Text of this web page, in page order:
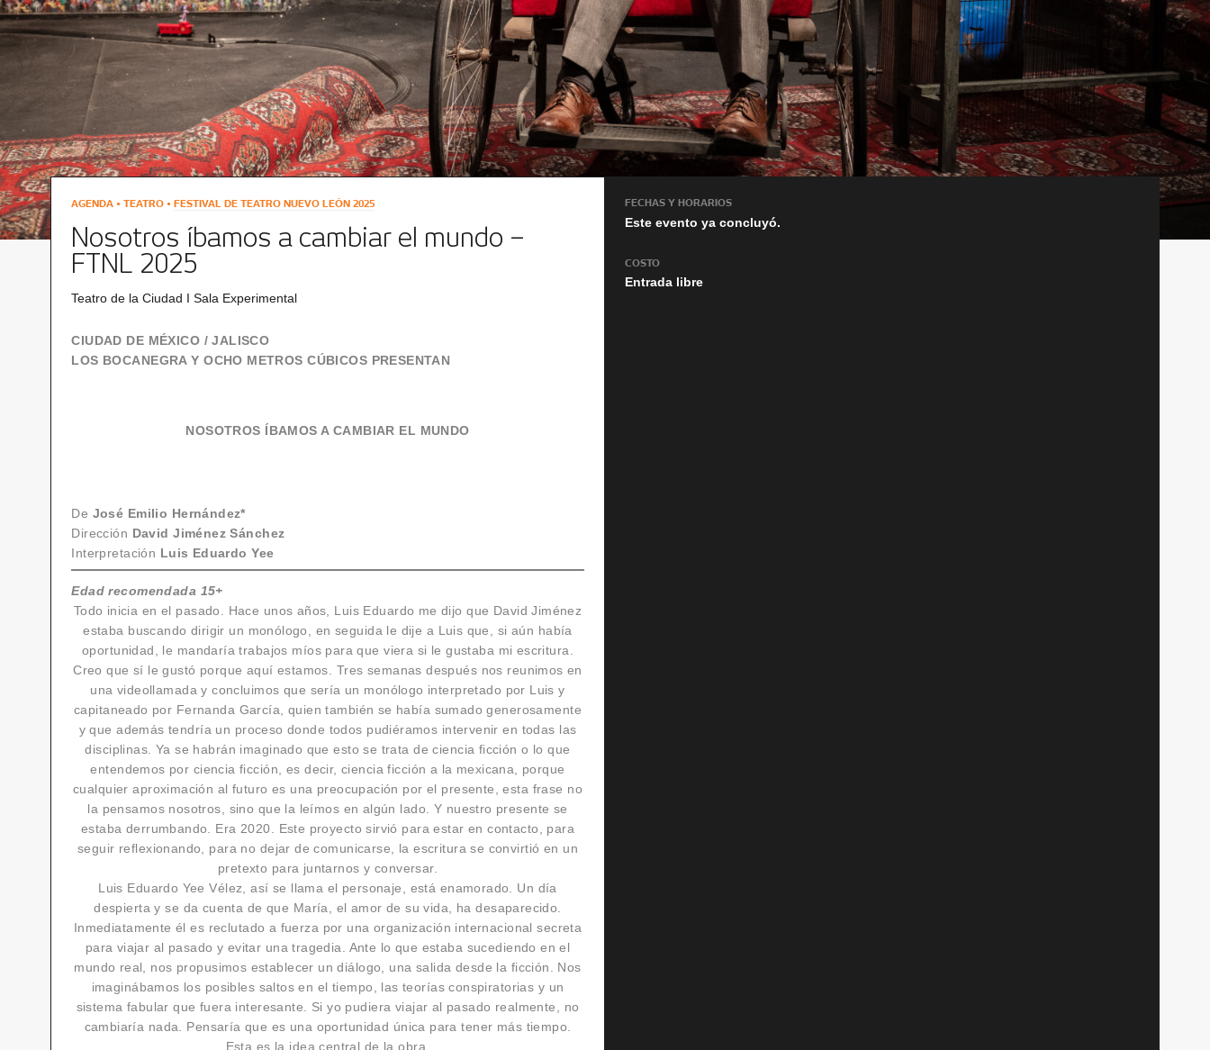
AGENDA • TEATRO •FESTIVAL DE TEATRO NUEVO LEÓN 2025
Nosotros íbamos a cambiar el mundo –
FTNL 2025
Teatro de la Ciudad I Sala Experimental
CIUDAD DE MÉXICO / JALISCO
LOS BOCANEGRA Y OCHO METROS CÚBICOS PRESENTAN
NOSOTROS ÍBAMOS A CAMBIAR EL MUNDO
De José Emilio Hernández*
Dirección David Jiménez Sánchez
Interpretación Luis Eduardo Yee
Edad recomendada 15+
Todo inicia en el pasado. Hace unos años, Luis Eduardo me dijo que David Jiménez
estaba buscando dirigir un monólogo, en seguida le dije a Luis que, si aún había
oportunidad, le mandaría trabajos míos para que viera si le gustaba mi escritura.
Creo que sí le gustó porque aquí estamos. Tres semanas después nos reunimos en
una videollamada y concluimos que sería un monólogo interpretado por Luis y
capitaneado por Fernanda García, quien también se había sumado generosamente
y que además tendría un proceso donde todos pudiéramos intervenir en todas las
disciplinas. Ya se habrán imaginado que esto se trata de ciencia ficción o lo que
entendemos por ciencia ficción, es decir, ciencia ficción a la mexicana, porque
cualquier aproximación al futuro es una preocupación por el presente, esta frase no
la pensamos nosotros, sino que la leímos en algún lado. Y nuestro presente se
estaba derrumbando. Era 2020. Este proyecto sirvió para estar en contacto, para
seguir reflexionando, para no dejar de comunicarse, la escritura se convirtió en un
pretexto para juntarnos y conversar.
Luis Eduardo Yee Vélez, así se llama el personaje, está enamorado. Un día
despierta y se da cuenta de que María, el amor de su vida, ha desaparecido.
Inmediatamente él es reclutado a fuerza por una organización internacional secreta
para viajar al pasado y evitar una tragedia. Ante lo que estaba sucediendo en el
mundo real, nos propusimos establecer un diálogo, una salida desde la ficción. Nos
imaginábamos los posibles saltos en el tiempo, las teorías conspiratorias y un
sistema fabular que fuera interesante. Si yo pudiera viajar al pasado realmente, no
cambiaría nada. Pensaría que es una oportunidad única para tener más tiempo.
Esta es la idea central de la obra.
FECHAS Y HORARIOS
Este evento ya concluyó.
COSTO
Entrada libre